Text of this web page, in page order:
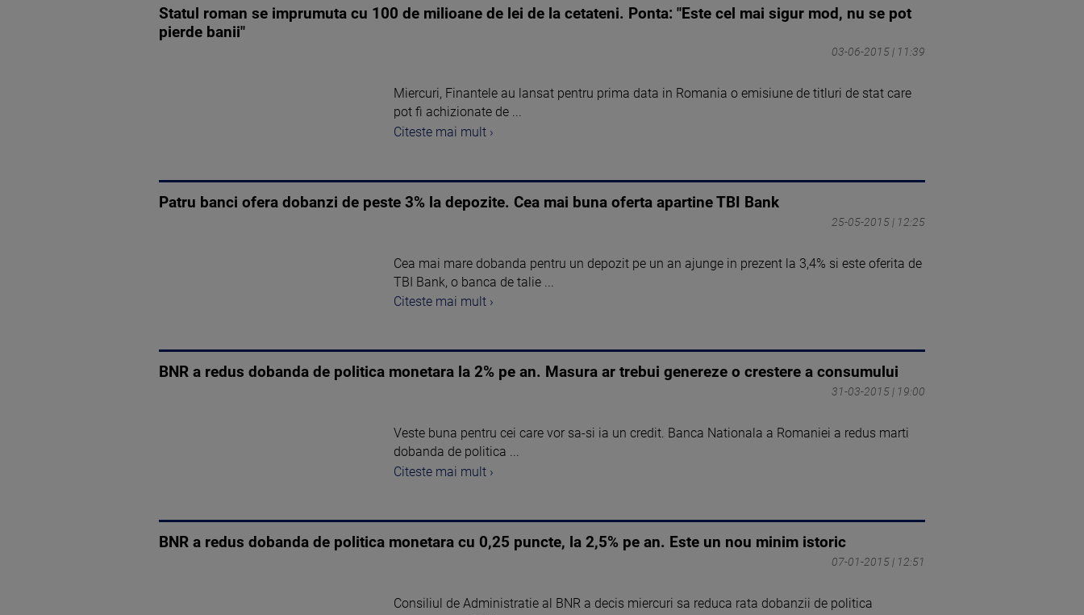
Statul roman se imprumuta cu 100 de milioane de lei de la cetateni. Ponta: "Este cel mai sigur mod, nu se pot
pierde banii"
03-06-2015 | 11:39
Miercuri, Finantele au lansat pentru prima data in Romania o emisiune de titluri de stat care
pot fi achizionate de ...
Citeste mai mult ›
Patru banci ofera dobanzi de peste 3% la depozite. Cea mai buna oferta apartine TBI Bank
25-05-2015 | 12:25
Cea mai mare dobanda pentru un depozit pe un an ajunge in prezent la 3,4% si este oferita de
TBI Bank, o banca de talie ...
Citeste mai mult ›
BNR a redus dobanda de politica monetara la 2% pe an. Masura ar trebui genereze o crestere a consumului
31-03-2015 | 19:00
Veste buna pentru cei care vor sa-si ia un credit. Banca Nationala a Romaniei a redus marti
dobanda de politica ...
Citeste mai mult ›
BNR a redus dobanda de politica monetara cu 0,25 puncte, la 2,5% pe an. Este un nou minim istoric
07-01-2015 | 12:51
Consiliul de Administratie al BNR a decis miercuri sa reduca rata dobanzii de politica